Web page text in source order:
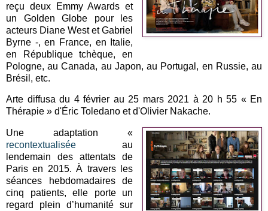
reçu deux Emmy Awards et
un Golden Globe pour les
acteurs Diane West et Gabriel
Byrne -, en France, en Italie,
en République tchèque, en
Pologne, au Canada, au Japon, au Portugal, en Russie, au
Brésil, etc.
Arte diffusa du 4 février au 25 mars 2021 à 20 h 55 « En
Thérapie » d'Éric Toledano et d'Olivier Nakache.
Une adaptation «
recontextualisée au
lendemain des attentats de
Paris en 2015. À travers les
séances hebdomadaires de
cinq patients, elle porte un
regard plein d’humanité sur